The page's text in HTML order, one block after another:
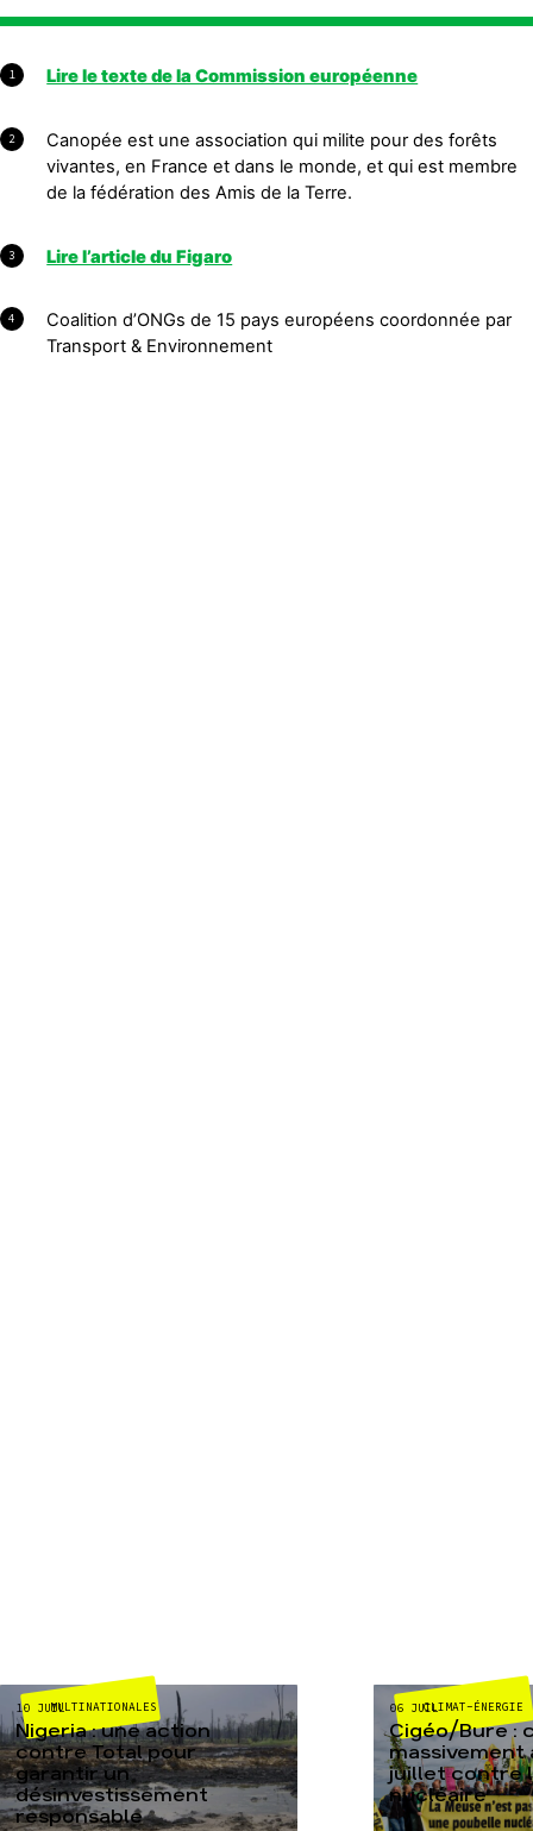
1 Lire le texte de la Commission européenne
2
Canopée est une association qui milite pour des forêts
vivantes, en France et dans le monde, et qui est membre
de la fédération des Amis de la Terre.
3 Lire l’article du Figaro
4
Coalition d’ONGs de 15 pays européens coordonnée par
Transport & Environnement
MULTINATIONALES
10 JUIL
Nigeria : une action
contre Total pour
garantir un
désinvestissement
responsable
CLIMAT-ÉNERGIE
06 JUIL
Cigéo/Bure :
massivement
juillet contre
nucléaire